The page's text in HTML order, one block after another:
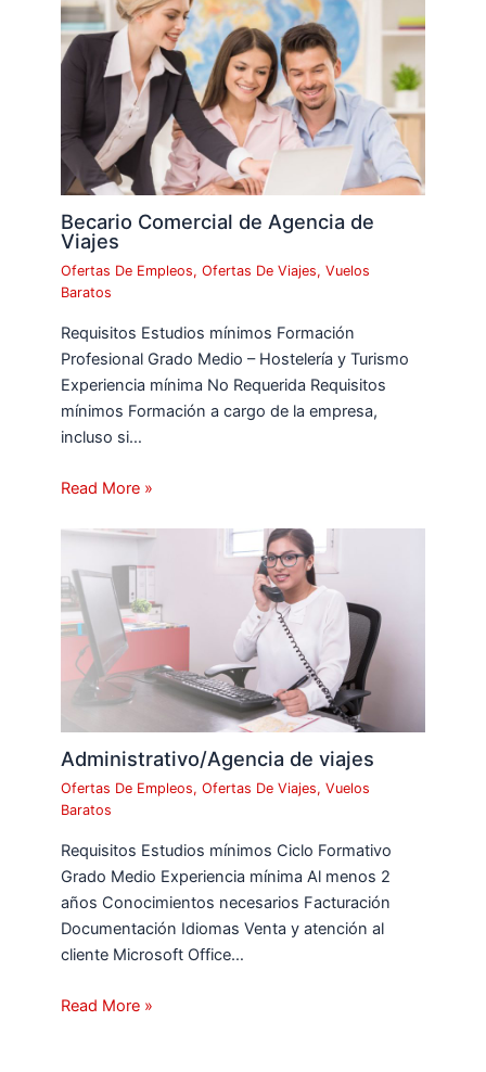
Becario Comercial de Agencia de
Viajes
Ofertas De Empleos,Ofertas De Viajes,Vuelos
Baratos
Requisitos Estudios mínimos Formación
Profesional Grado Medio – Hostelería y Turismo
Experiencia mínima No Requerida Requisitos
mínimos Formación a cargo de la empresa,
incluso si…
Read More »
Administrativo/Agencia de viajes
Ofertas De Empleos,Ofertas De Viajes,Vuelos
Baratos
Requisitos Estudios mínimos Ciclo Formativo
Grado Medio Experiencia mínima Al menos 2
años Conocimientos necesarios Facturación
Documentación Idiomas Venta y atención al
cliente Microsoft Office…
Read More »